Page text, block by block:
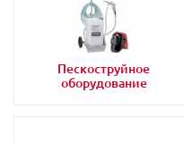
Пескоструйное
оборудование